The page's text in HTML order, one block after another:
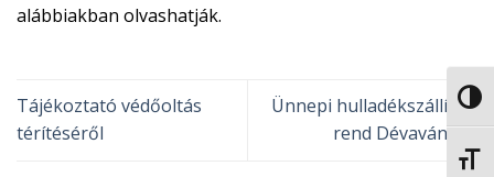
alábbiakban olvashatják.
Tájékoztató védőoltás
térítéséről
Ünnepi hulladékszállítási
rend Dévaványán